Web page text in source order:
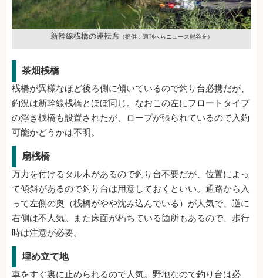
新幹線桟橋の運転席（提供：週刊へらニュース熊谷充）
茶畑桟橋
桟橋が異様なほど後ろ側に傾いているので釣り台必携だが、
釣況は新幹線桟橋とほぼ同じ。なおこの左にフロートタイプ
の浮き桟橋も設置されたが、ロープが張られているので入釣
可能かどうかは不明。
扇桟橋
万力を付けるタル木があるので釣り台不要だが、位置によっ
て傾斜があるので釣り台は用意しておくといい。通路から入
って左側の奥（桟橋がやや沈み込んでいる）が人気で、逆に
右側は不人気。また床面が朽ちている箇所もあるので、歩行
時は注意が必要。
埋め立て地
車をすぐ裏に止められるので人気。野地なので釣り台は必